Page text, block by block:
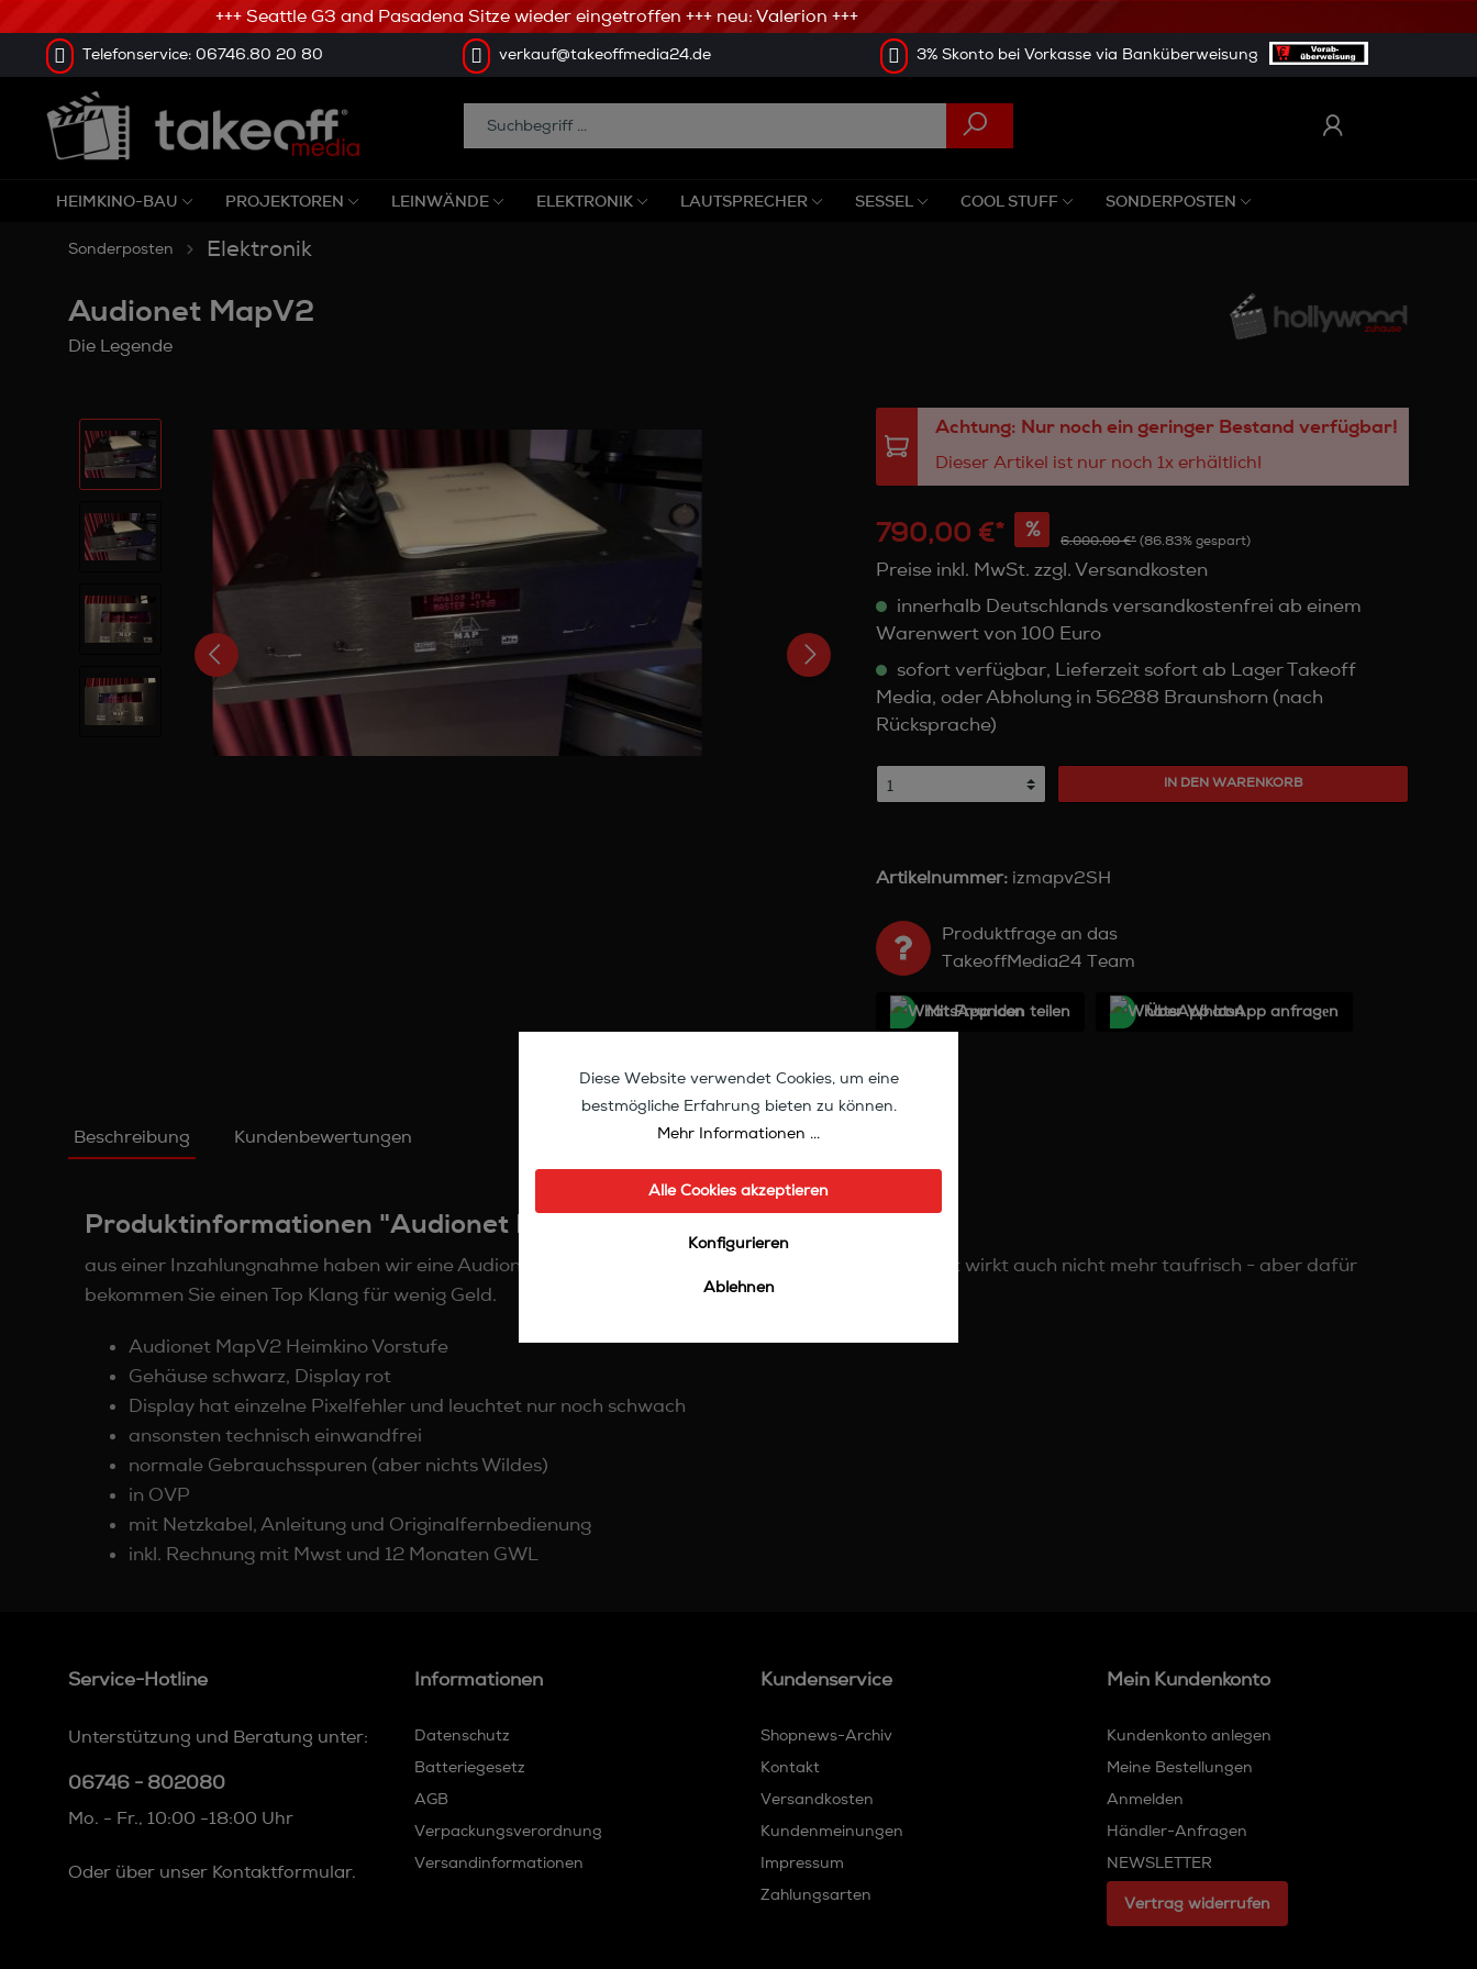
Telefonservice: 06746.80 20 80 verkauf@takeoffmedia24.de 3% Skonto bei Vorkasse via Banküberweisung
+++ Seattle G3 and Pasadena Sitze wieder eingetroffen +++ neu: Valerion +++
HEIMKINO-BAU PROJEKTOREN LEINWÄNDE ELEKTRONIK LAUTSPRECHER SESSEL COOL STUFF SONDERPOSTEN
Sonderposten Elektronik
Audionet MapV2
Die Legende
Achtung: Nur noch ein geringer Bestand verfügbar!
Dieser Artikel ist nur noch 1x erhältlich!
790,00 €* % 6.000,00 €* (86.83% gespart)
Preise inkl. MwSt. zzgl. Versandkosten
innerhalb Deutschlands versandkostenfrei ab einem
Warenwert von 100 Euro
sofort verfügbar, Lieferzeit sofort ab Lager Takeoff
Media, oder Abholung in 56288 Braunshorn (nach
Rücksprache)
IN DEN WARENKORB
Artikelnummer: izmapv2SH
Produktfrage an das
TakeoffMedia24 Team
Mit Frеunden teilen Über WhatѕApp anfragеn
Beschreibung Kundenbewertungen
Produktinformationen "Audionet MapV2"
aus einer Inzahlungnahme haben wir eine Audionet MapV2. Das Alter ist unbekannt und das Gerät wirkt auch nicht mehr taufrisch - aber dafür
bekommen Sie einen Top Klang für wenig Geld.
Audionet MapV2 Heimkino Vorstufe
Gehäuse schwarz, Display rot
Display hat einzelne Pixelfehler und leuchtet nur noch schwach
ansonsten technisch einwandfrei
normale Gebrauchsspuren (aber nichts Wildes)
in OVP
mit Netzkabel, Anleitung und Originalfernbedienung
inkl. Rechnung mit Mwst und 12 Monaten GWL
Service-Hotline
Unterstützung und Beratung unter:
06746 - 802080
Mo. - Fr., 10:00 -18:00 Uhr
Oder über unser Kontaktformular.
Informationen
Datenschutz
Batteriegesetz
AGB
Verpackungsverordnung
Versandinformationen
Kundenservice
Shopnews-Archiv
Kontakt
Versandkosten
Kundenmeinungen
Impressum
Zahlungsarten
Mein Kundenkonto
Kundenkonto anlegen
Meine Bestellungen
Anmelden
Händler-Anfragen
NEWSLETTER
Vertrag widerrufen
Diese Website verwendet Cookies, um eine
bestmögliche Erfahrung bieten zu können.
Mehr Informationen ...
Alle Cookies akzeptieren
Konfigurieren
Ablehnen